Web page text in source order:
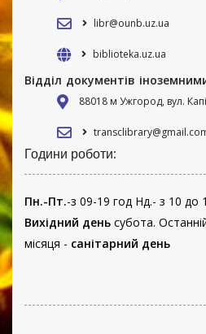
libr@ounb.uz.ua
biblioteka.uz.ua
Відділ документів
88018 м Ужгород, вул.
Години роботи:
Пн.-Пт.-з 09-19 год Нд.- з 10 до
Вихідний день субота.
місяця - санітарний день